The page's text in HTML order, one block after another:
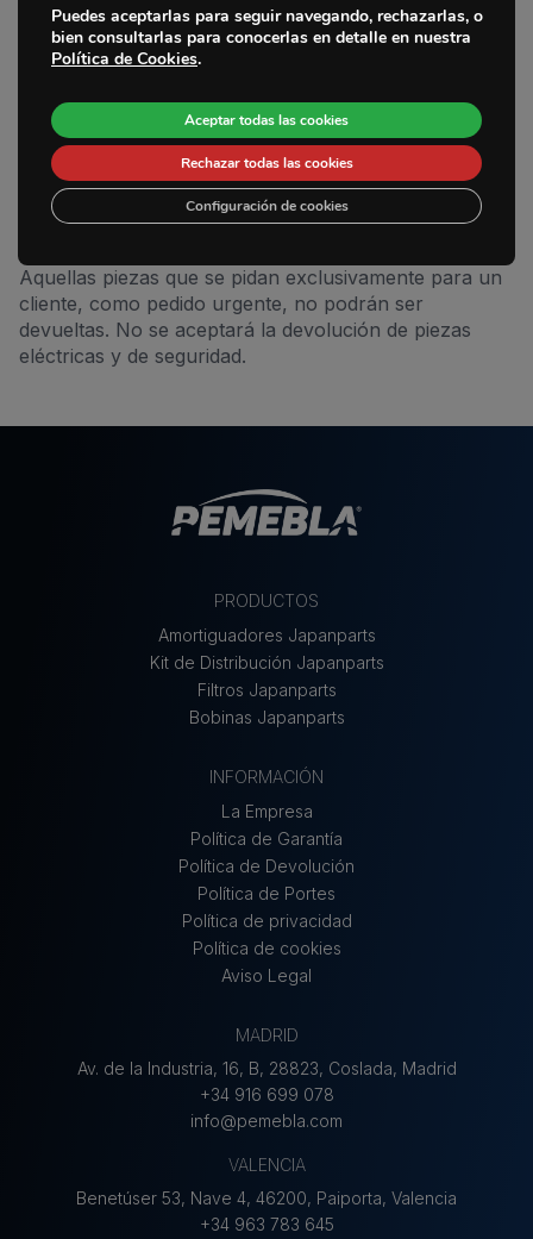
Sedes
Noticias
Contacto
Dispone de 7 días naturales para el envió, desde la
confirmación de la devolución
El plazo para reclamar posibles roturas o
desperfectos será de24 horas desde la recepción
del material. Para evitar errores, es obligatorio
verificar las piezas antes del manipulado o montaje de
las mismas, de lo contrario no se admitirá reclamación
Aquellas piezas que se pidan exclusivamente para un
cliente, como pedido urgente, no podrán ser
devueltas. No se aceptará la devolución de piezas
eléctricas y de seguridad.
PRODUCTOS
Amortiguadores Japanparts
Kit de Distribución Japanparts
Filtros Japanparts
Bobinas Japanparts
INFORMACIÓN
La Empresa
Política de Garantía
Política de Devolución
Política de Portes
Política de privacidad
Política de cookies
Aviso Legal
MADRID
Av. de la Industria, 16, B, 28823, Coslada, Madrid
+34 916 699 078
info@pemebla.com
VALENCIA
Benetúser 53, Nave 4, 46200, Paiporta, Valencia
+34 963 783 645
Puedes aceptarlas para seguir navegando, rechazarlas, o
bien consultarlas para conocerlas en detalle en nuestra
Política de Cookies.
Aceptar todas las cookies
Rechazar todas las cookies
Configuración de cookies